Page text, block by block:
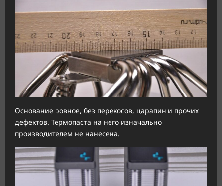
Основание ровное, без перекосов, царапин и прочих
дефектов. Термопаста на него изначально
производителем не нанесена.